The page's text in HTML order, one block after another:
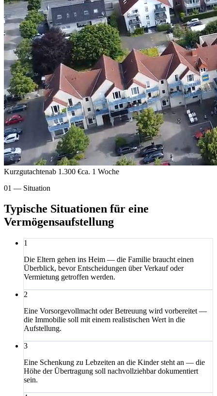
Kurzgutachtenab 1.300 €ca. 1 Woche
01 — Situation
Typische Situationen für eine
Vermögensaufstellung
1
Die Eltern gehen ins Heim — die Familie braucht einen
Überblick, bevor Entscheidungen über Verkauf oder
Vermietung getroffen werden.
2
Eine Vorsorgevollmacht oder Betreuung wird vorbereitet —
die Immobilie soll mit einem realistischen Wert in die
Aufstellung.
3
Eine Schenkung zu Lebzeiten an die Kinder steht an — die
Höhe der Übertragung soll nachvollziehbar dokumentiert
sein.